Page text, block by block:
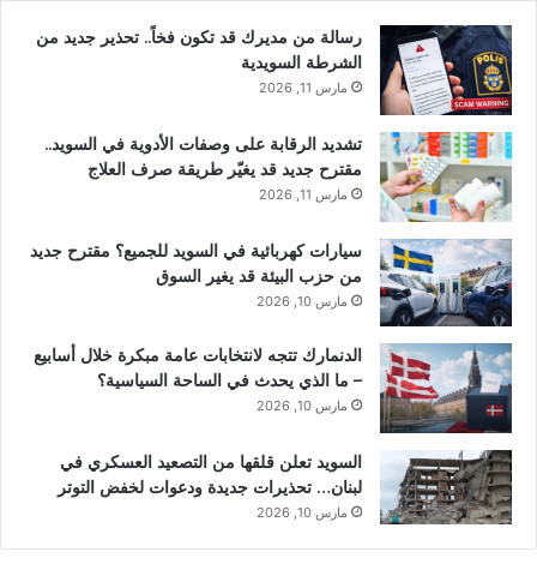
رسالة من مديرك قد تكون فخاً.. تحذير جديد من
الشرطة السويدية
مارس 11, 2026
تشديد الرقابة على وصفات الأدوية في السويد..
مقترح جديد قد يغيّر طريقة صرف العلاج
مارس 11, 2026
سيارات كهربائية في السويد للجميع؟ مقترح جديد
من حزب البيئة قد يغير السوق
مارس 10, 2026
الدنمارك تتجه لانتخابات عامة مبكرة خلال أسابيع
– ما الذي يحدث في الساحة السياسية؟
مارس 10, 2026
السويد تعلن قلقها من التصعيد العسكري في
لبنان… تحذيرات جديدة ودعوات لخفض التوتر
مارس 10, 2026